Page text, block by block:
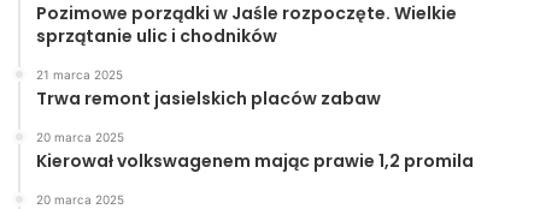
Pozimowe porządki w Jaśle rozpoczęte. Wielkie
sprzątanie ulic i chodników
21 marca 2025
Trwa remont jasielskich placów zabaw
20 marca 2025
Kierował volkswagenem mając prawie 1,2 promila
20 marca 2025